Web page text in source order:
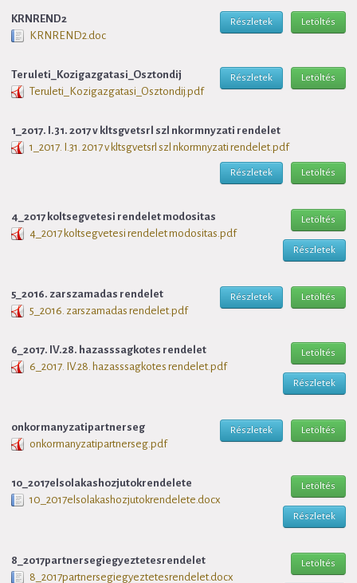
KRNREND2
KRNREND2.doc
Letöltés
Részletek
Teruleti_Kozigazgatasi_Osztondij
Teruleti_Kozigazgatasi_Osztondij.pdf
Letöltés
Részletek
1_2017. I.31. 2017 v kltsgvetsrl szl nkormnyzati rendelet
1_2017. I.31. 2017 v kltsgvetsrl szl nkormnyzati rendelet.pdf
Letöltés
Részletek
4_2017 koltsegvetesi rendelet modositas
4_2017 koltsegvetesi rendelet modositas.pdf
Letöltés
Részletek
5_2016. zarszamadas rendelet
5_2016. zarszamadas rendelet.pdf
Letöltés
Részletek
6_2017. IV.28. hazasssagkotes rendelet
6_2017. IV.28. hazasssagkotes rendelet.pdf
Letöltés
Részletek
onkormanyzatipartnerseg
onkormanyzatipartnerseg.pdf
Letöltés
Részletek
10_2017elsolakashozjutokrendelete
10_2017elsolakashozjutokrendelete.docx
Letöltés
Részletek
8_2017partnersegiegyeztetesrendelet
8_2017partnersegiegyeztetesrendelet.docx
Letöltés